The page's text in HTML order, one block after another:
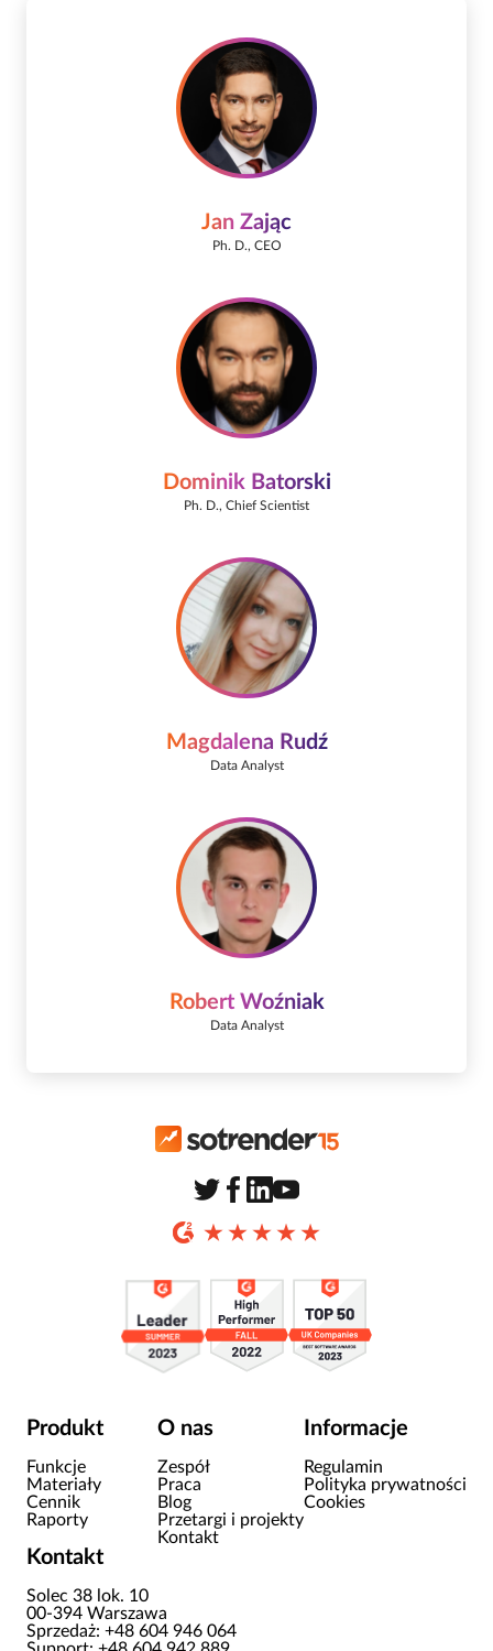
Jan Zając
Ph. D., CEO
Dominik Batorski
Ph. D., Chief Scientist
Magdalena Rudź
Data Analyst
Robert Woźniak
Data Analyst
Produkt
Funkcje
Materiały
Cennik
Raporty
O nas
Zespół
Praca
Blog
Przetargi i projekty
Kontakt
Informacje
Regulamin
Polityka prywatności
Cookies
Kontakt
Solec 38 lok. 10
00-394 Warszawa
Sprzedaż: +48 604 946 064